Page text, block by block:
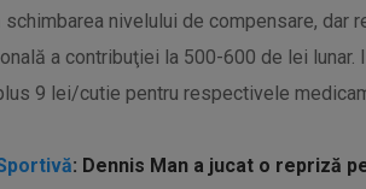
nivelului de compensare, dar
a contribuţiei la 500-600 de lei
9 lei/cutie pentru respectivele
: Dennis Man a jucat o repriză